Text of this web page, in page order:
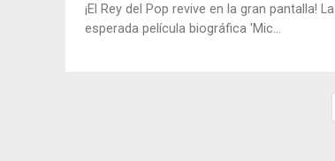
¡El Rey del Pop revive en la gran pantalla! La
esperada película biográfica 'Mic...